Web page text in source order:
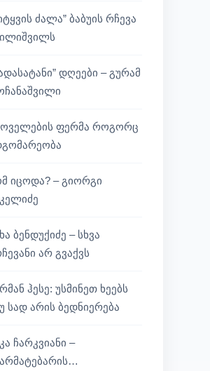
ძალა” ბაბუის რჩევა
დღეები – გურამ
ფერმა როგორც
იცოდა? – გიორგი
ბენდუქიძე – სხვა
არ გვაქვს
ჰესე: უსმინეთ ხეებს
სად არის ბედნიერება
ჩარკვიანი –